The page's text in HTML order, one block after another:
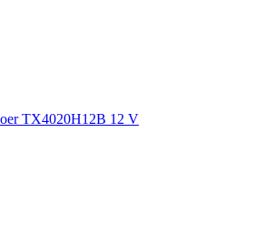
TX4020H12B 12 V